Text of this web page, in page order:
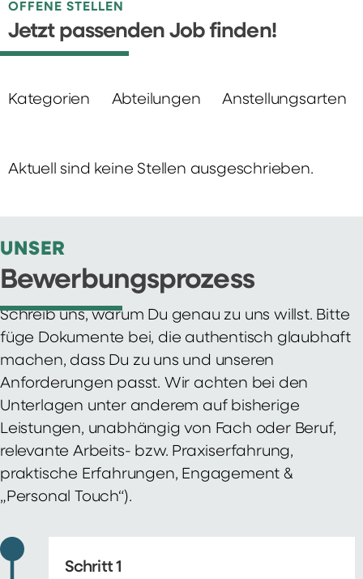
OFFENE STELLEN
Jetzt passenden Job finden!
Kategorien Abteilungen Anstellungsarten
Aktuell sind keine Stellen ausgeschrieben.
UNSER
Bewerbungsprozess
Schreib uns, warum Du genau zu uns willst. Bitte
füge Dokumente bei, die authentisch glaubhaft
machen, dass Du zu uns und unseren
Anforderungen passt. Wir achten bei den
Unterlagen unter anderem auf bisherige
Leistungen, unabhängig von Fach oder Beruf,
relevante Arbeits- bzw. Praxiserfahrung,
praktische Erfahrungen, Engagement &
„Personal Touch“).
Schritt 1